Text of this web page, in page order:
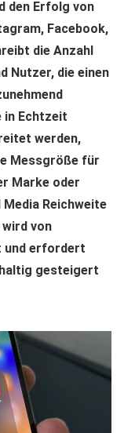
den Erfolg von
Facebook,
die Anzahl
Nutzer, die einen
in Echtzeit
werden,
Messgröße für
Marke oder
Reichweite
von
und erfordert
gesteigert